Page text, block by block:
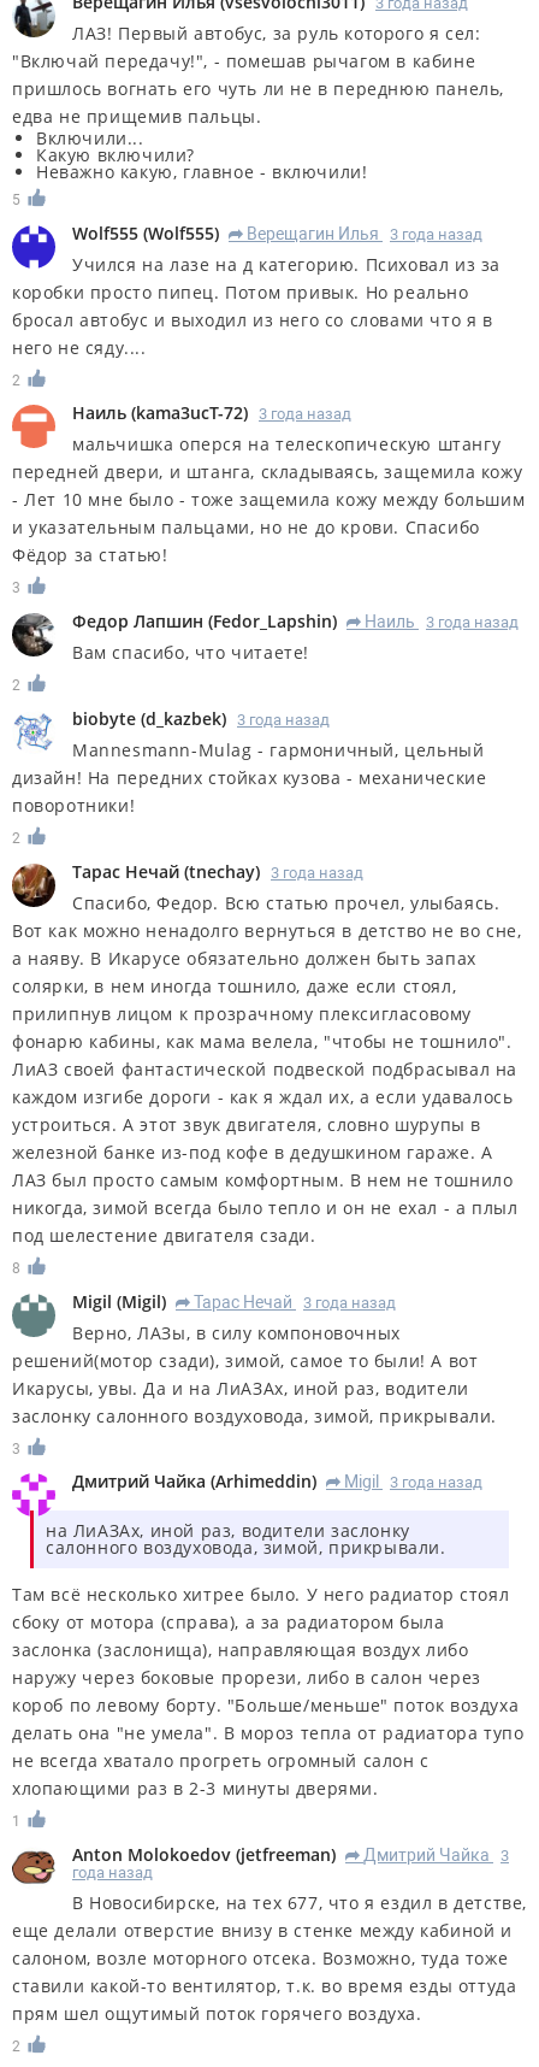
ЛАЗ! Первый автобус, за руль которого я сел:
"Включай передачу!", - помешав рычагом в кабине
пришлось вогнать его чуть ли не в переднюю панель,
едва не прищемив пальцы.
Включили...
Какую включили?
Неважно какую, главное - включили!
5
Wolf555 (Wolf555) R Верещагин Илья 3 года назад
Учился на лазе на д категорию. Психовал из за
коробки просто пипец. Потом привык. Но реально
бросал автобус и выходил из него со словами что я в
него не сяду....
2
Наиль (kama3ucT-72) 3 года назад
мальчишка оперся на телескопическую штангу
передней двери, и штанга, складываясь, защемила кожу
- Лет 10 мне было - тоже защемила кожу между большим
и указательным пальцами, но не до крови. Спасибо
Фёдор за статью!
3
Федор Лапшин (Fedor_Lapshin) R Наиль 3 года назад
Вам спасибо, что читаете!
2
biobyte (d_kazbek) 3 года назад
Mannesmann-Mulag - гармоничный, цельный
дизайн! На передних стойках кузова - механические
поворотники!
2
Тарас Нечай (tnechay) 3 года назад
Спасибо, Федор. Всю статью прочел, улыбаясь.
Вот как можно ненадолго вернуться в детство не во сне,
а наяву. В Икарусе обязательно должен быть запах
солярки, в нем иногда тошнило, даже если стоял,
прилипнув лицом к прозрачному плексигласовому
фонарю кабины, как мама велела, "чтобы не тошнило".
ЛиАЗ своей фантастической подвеской подбрасывал на
каждом изгибе дороги - как я ждал их, а если удавалось
устроиться. А этот звук двигателя, словно шурупы в
железной банке из-под кофе в дедушкином гараже. А
ЛАЗ был просто самым комфортным. В нем не тошнило
никогда, зимой всегда было тепло и он не ехал - а плыл
под шелестение двигателя сзади.
8
Migil (Migil) R Тарас Нечай 3 года назад
Верно, ЛАЗы, в силу компоновочных
решений(мотор сзади), зимой, самое то были! А вот
Икарусы, увы. Да и на ЛиАЗАх, иной раз, водители
заслонку салонного воздуховода, зимой, прикрывали.
3
Дмитрий Чайка (Arhimeddin) R Migil 3 года назад
на ЛиАЗАх, иной раз, водители заслонку
салонного воздуховода, зимой, прикрывали.
Там всё несколько хитрее было. У него радиатор стоял
сбоку от мотора (справа), а за радиатором была
заслонка (заслонища), направляющая воздух либо
наружу через боковые прорези, либо в салон через
короб по левому борту. "Больше/меньше" поток воздуха
делать она "не умела". В мороз тепла от радиатора тупо
не всегда хватало прогреть огромный салон с
хлопающими раз в 2-3 минуты дверями.
1
Anton Molokoedov (jetfreeman) R Дмитрий Чайка
3
года назад
В Новосибирске, на тех 677, что я ездил в детстве,
еще делали отверстие внизу в стенке между кабиной и
салоном, возле моторного отсека. Возможно, туда тоже
ставили какой-то вентилятор, т.к. во время езды оттуда
прям шел ощутимый поток горячего воздуха.
2